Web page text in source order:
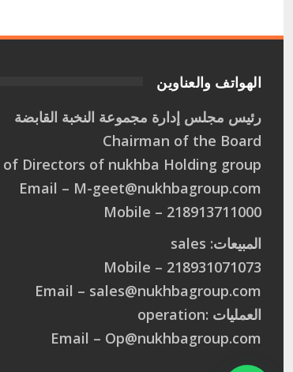
الهواتف والعناوين
رئيس مجلس إدارة مجموعة النخبة القابضة
Chairman of the Board
of Directors of nukhba Holding group
Email – M-geet@nukhbagroup.com
218913711000 – Mobile
المبيعات: sales
218931071073 – Mobile
Email – sales@nukhbagroup.com
العمليات :operation
Email – Op@nukhbagroup.com